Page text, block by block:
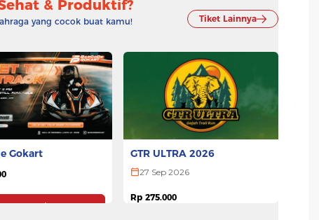
& Produktif?
yang cocok buat kamu! Tiket Lainnya
Gokart
Pesan Tiket
GTR ULTRA 2026
27 Sep 2026
Rp 275.000